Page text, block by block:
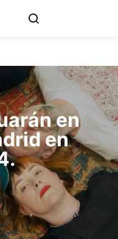
en
en